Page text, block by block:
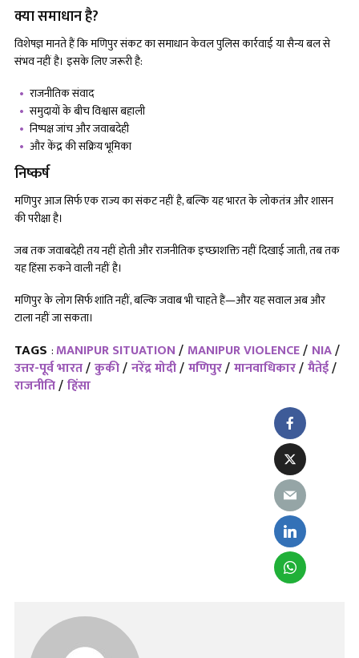
क्या समाधान है?
विशेषज्ञ मानते हैं कि मणिपुर संकट का समाधान केवल पुलिस कार्रवाई या सैन्य बल से
संभव नहीं है। इसके लिए जरूरी है:
राजनीतिक संवाद
समुदायों के बीच विश्वास बहाली
निष्पक्ष जांच और जवाबदेही
और केंद्र की सक्रिय भूमिका
निष्कर्ष
मणिपुर आज सिर्फ एक राज्य का संकट नहीं है, बल्कि यह भारत के लोकतंत्र और शासन
की परीक्षा है।
जब तक जवाबदेही तय नहीं होती और राजनीतिक इच्छाशक्ति नहीं दिखाई जाती, तब तक
यह हिंसा रुकने वाली नहीं है।
मणिपुर के लोग सिर्फ शांति नहीं, बल्कि जवाब भी चाहते हैं—और यह सवाल अब और
टाला नहीं जा सकता।
TAGS :MANIPUR SITUATION MANIPUR VIOLENCE NIA
उत्तर-पूर्व भारत कुकी नरेंद्र मोदी मणिपुर मानवाधिकार मैतेई
राजनीति हिंसा